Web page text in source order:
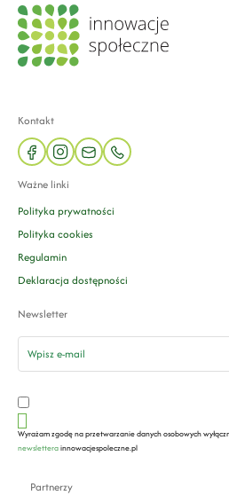
Kontakt
facebookinstagram
mail phone
Ważne linki
Polityka prywatności
Polityka cookies
Regulamin
Deklaracja dostępności
Newsletter
email
Wyrażam zgodę na przetwarzanie danych osobowych
newsletterainnowacjespoleczne.pl
Partnerzy